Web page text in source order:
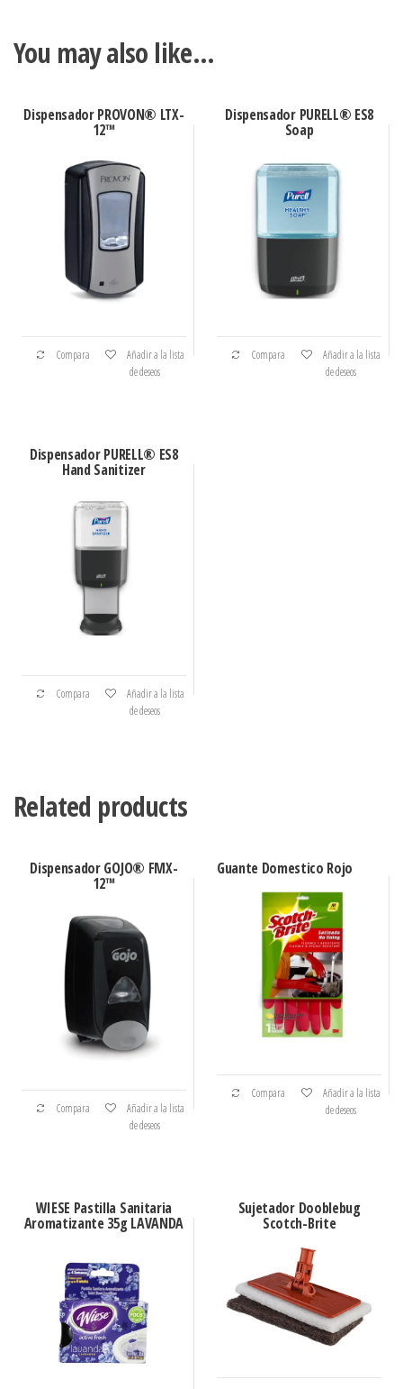
You may also like…
Dispensador PROVON® LTX-
12™
Compara
Añadir a la lista
de deseos
Dispensador PURELL® ES8
Soap
Compara
Añadir a la lista
de deseos
Dispensador PURELL® ES8
Hand Sanitizer
Compara
Añadir a la lista
de deseos
Related products
Dispensador GOJO® FMX-
12™
Compara
Añadir a la lista
de deseos
Guante Domestico Rojo
Compara
Añadir a la lista
de deseos
WIESE Pastilla Sanitaria
Aromatizante 35g LAVANDA
Sujetador Dooblebug
Scotch-Brite